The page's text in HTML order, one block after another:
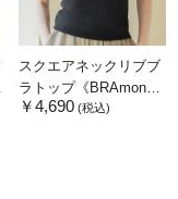
スクエアネックリブブ
ラトップ《BRAmone
Fashion Glamorous》
￥4,690 (税込)